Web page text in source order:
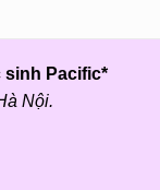
sinh Pacific*
Nội.